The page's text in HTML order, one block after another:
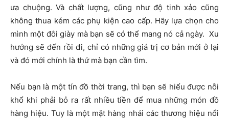
ưa chuộng. Và chất lượng, cũng như độ tinh xảo cũng
không thua kém các phụ kiện cao cấp. Hãy lựa chọn cho
mình một đôi giày mà bạn sẽ có thể mang nó cả ngày. Xu
hướng sẽ đến rồi đi, chỉ có những giá trị cơ bản mới ở lại
và đó mới chính là thứ mà bạn cần tìm.
Nếu bạn là một tín đồ thời trang, thì bạn sẽ hiểu được nỗi
khổ khi phải bỏ ra rất nhiều tiền để mua những món đồ
hàng hiệu. Tuy là một mặt hàng nhái các thương hiệu nổi